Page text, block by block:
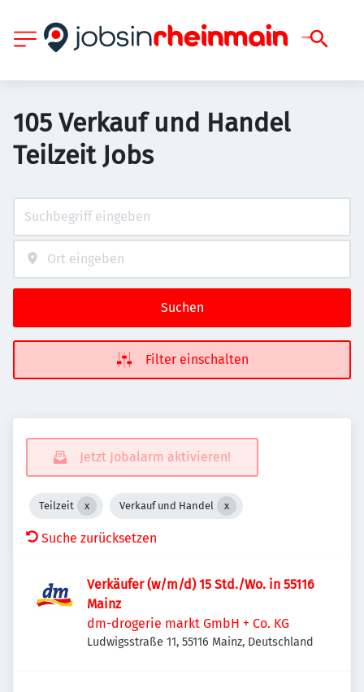
105 Verkauf und Handel
Teilzeit Jobs
Suchen
Filter einschalten
Jetzt Jobalarm aktivieren!
Teilzeit Verkauf und Handel
Suche zurücksetzen
Verkäufer (w/m/d) 15 Std./Wo. in 55116
Mainz
dm-drogerie markt GmbH + Co. KG
Ludwigsstraße 11, 55116 Mainz, Deutschland